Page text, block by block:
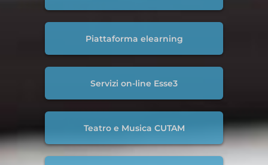
Piattaforma elearning
Servizi on-line Esse3
Teatro e Musica CUTAM